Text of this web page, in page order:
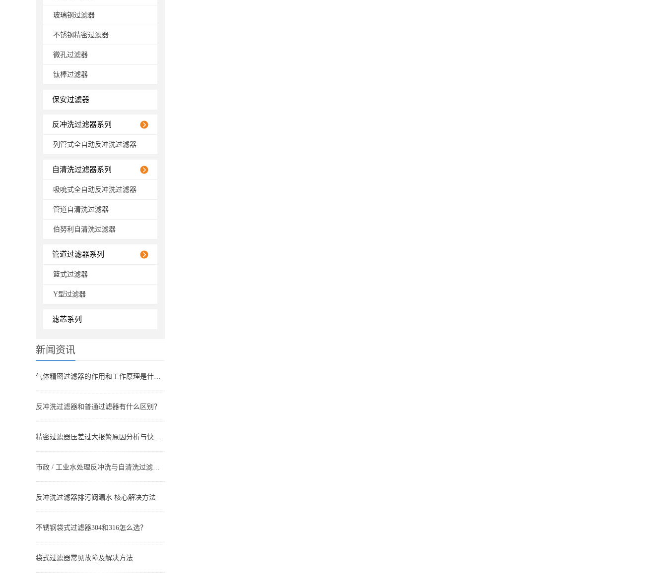
玻璃钢过滤器
不锈钢精密过滤器
微孔过滤器
钛棒过滤器
保安过滤器
反冲洗过滤器系列
列管式全自动反冲洗过滤器
自清洗过滤器系列
吸吮式全自动反冲洗过滤器
管道自清洗过滤器
伯努利自清洗过滤器
管道过滤器系列
篮式过滤器
Y型过滤器
滤芯系列
新闻资讯
气体精密过滤器的作用和工作原理是什么？
反冲洗过滤器和普通过滤器有什么区别？
精密过滤器压差过大报警原因分析与快速处理方法
市政 / 工业水处理反冲洗与自清洗过滤器搭配方案设计与应用
反冲洗过滤器排污阀漏水 核心解决方法
不锈钢袋式过滤器304和316怎么选？
袋式过滤器常见故障及解决方法